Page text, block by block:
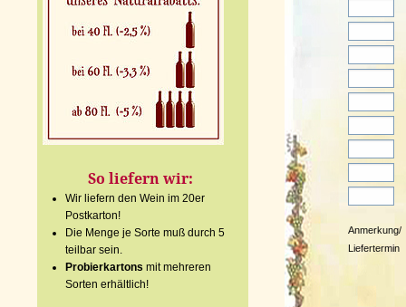
So liefern wir:
Wir liefern den Wein im 20er
Postkarton!
Die Menge je Sorte muß durch 5
teilbar sein.
Probierkartons mit mehreren
Sorten erhältlich!
Anmerkung/
Liefertermin